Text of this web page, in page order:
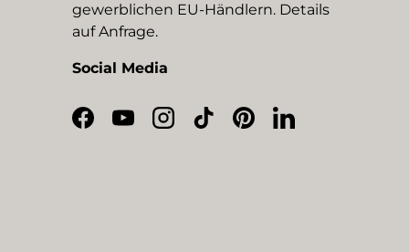
gewerblichen EU-Händlern. Details
auf Anfrage.
Social Media
Facebook
YouTubeInstagram
TikTokPinterestLinkedIn